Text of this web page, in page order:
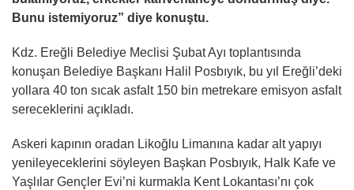
Bunu istemiyoruz” diye konuştu.
Kdz. Ereğli Belediye Meclisi Şubat Ayı toplantısında
konuşan Belediye Başkanı Halil Posbıyık, bu yıl Ereğli’deki
yollara 40 ton sıcak asfalt 150 bin metrekare emisyon asfalt
sereceklerini açıkladı.
Askeri kapının oradan Likoğlu Limanına kadar alt yapıyı
yenileyeceklerini söyleyen Başkan Posbıyık, Halk Kafe ve
Yaşlılar Gençler Evi’ni kurmakla Kent Lokantası’nı çok